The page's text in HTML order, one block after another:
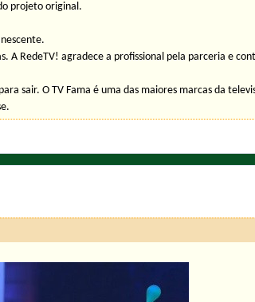
projeto original.
A RedeTV! agradece a profissional pela parceria e
sair. O TV Fama é uma das maiores marcas da